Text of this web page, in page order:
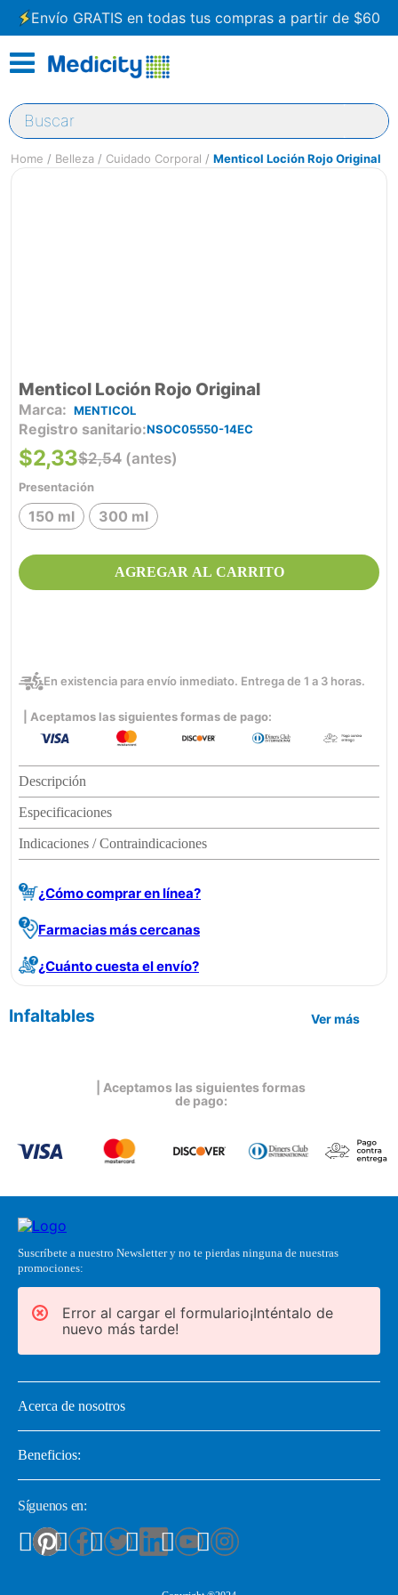
Envío GRATIS en todas tus compras a partir de $60
Buscar
Belleza Cuidado Corporal Menticol Loción Rojo Original
Menticol Loción Rojo Original
MENTICOL
Registro sanitario NSOC05550-14EC
$2,54 (antes)
$2,33
Presentación
150 ml 300 ml
AGREGAR AL CARRITO
En existencia para envío inmediato. Entrega de 1 a 3 horas.
| Aceptamos las siguientes formas de pago:
Descripción
Especificaciones
Indicaciones / Contraindicaciones
¿Cómo comprar en línea?
Farmacias más cercanas
¿Cuánto cuesta el envío?
Infaltables Ver más
| Aceptamos las siguientes formas
de pago:
Suscríbete a nuestro Newsletter y no te pierdas ninguna de nuestras
promociones:
Error al cargar el formulario¡Inténtalo de
nuevo más tarde!
Acerca de nosotros
Beneficios:
Síguenos en: